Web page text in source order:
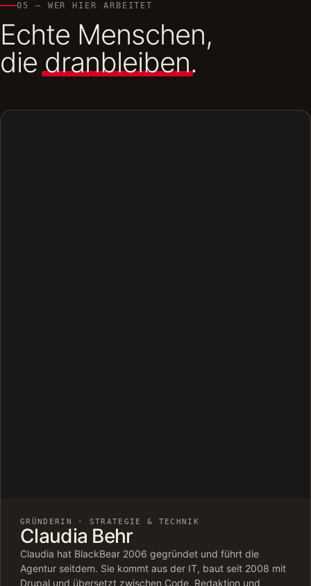
05 — WER HIER ARBEITET
Echte Menschen,
diedranbleiben.
GRÜNDERIN · STRATEGIE & TECHNIK
Claudia Behr
Claudia hat BlackBear 2006 gegründet und führt die
Agentur seitdem. Sie kommt aus der IT, baut seit 2008 mit
Drupal und übersetzt zwischen Code, Redaktion und